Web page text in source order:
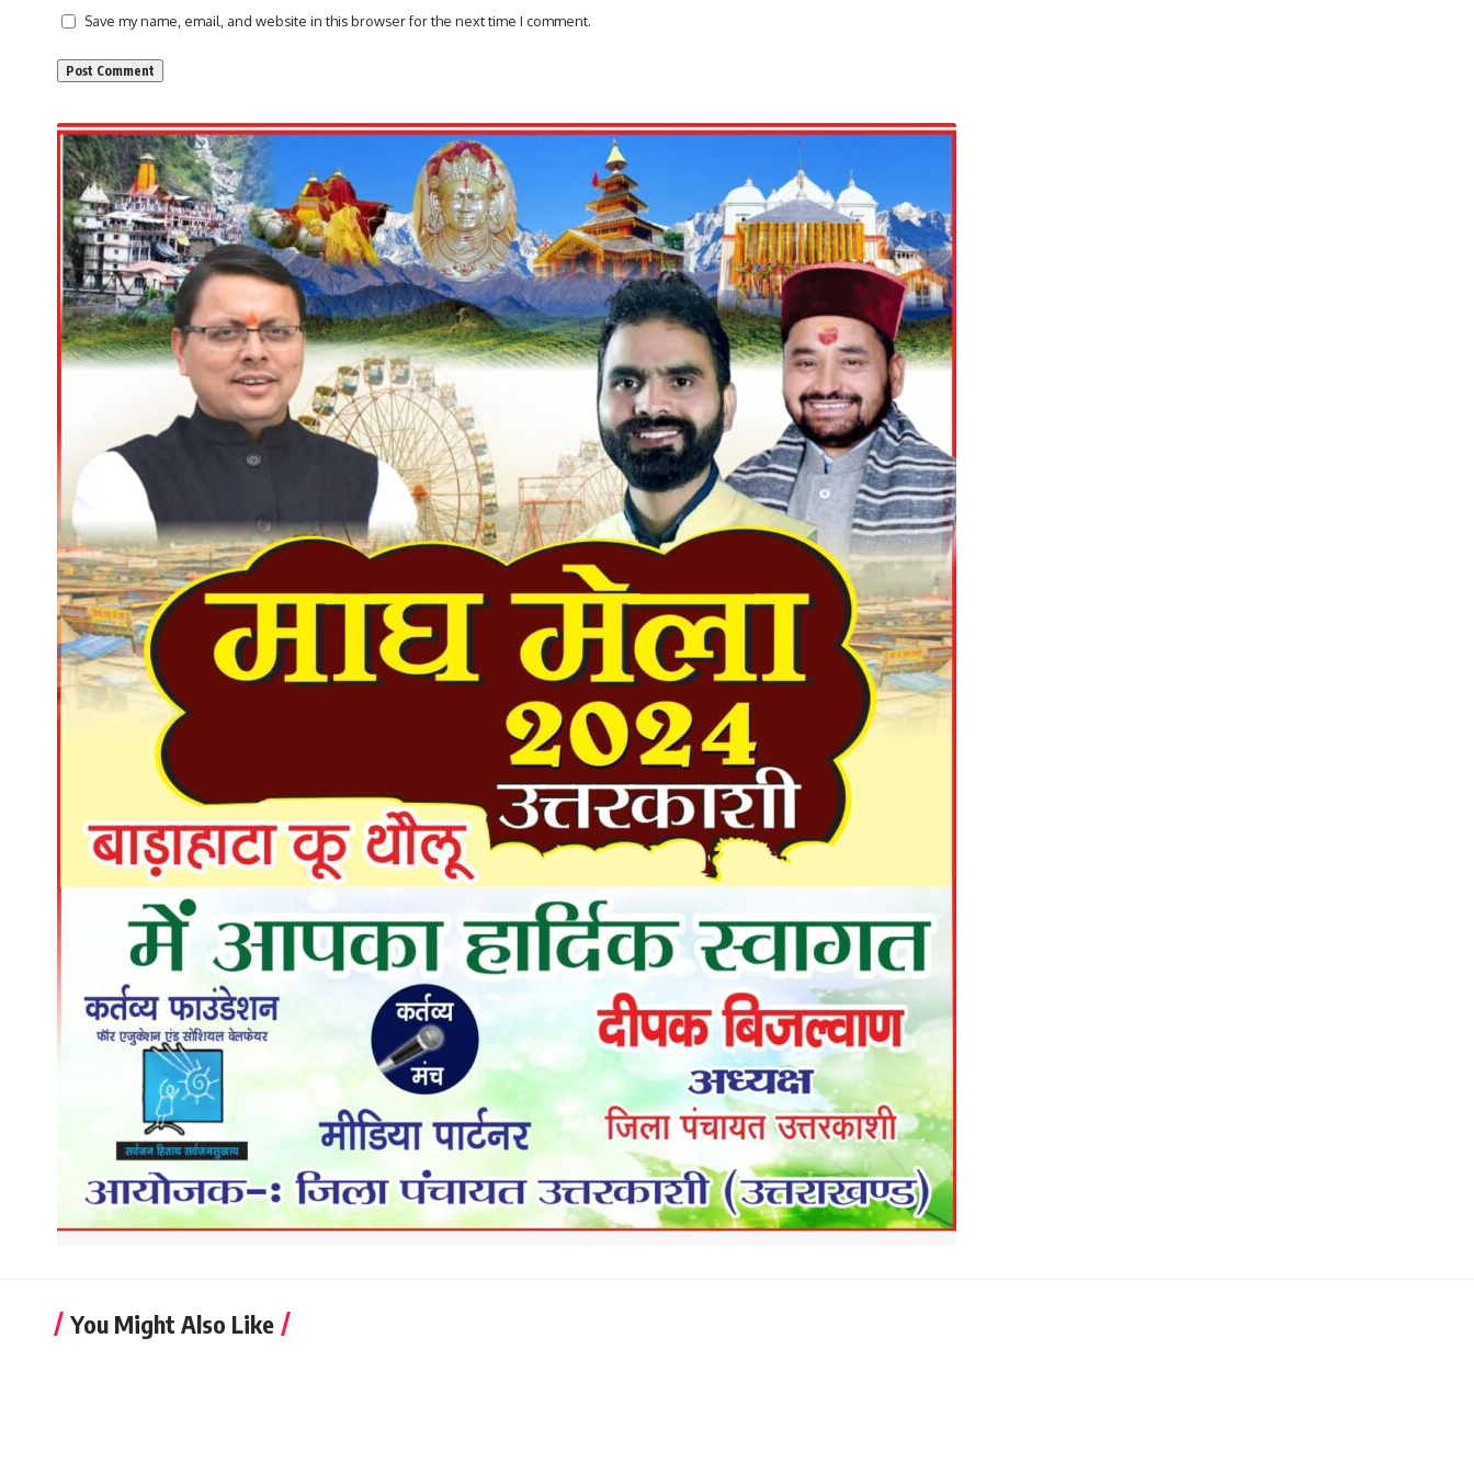
Save my name, email, and website in this browser for the next time I comment.
You Might Also Like